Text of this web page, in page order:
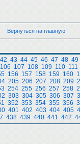
Вернуться на главную
42 43 44 45 46 47 48 49
106 107 108 109 110 111
156 157 158 159 160
205 206 207 208 209
254 255 256 257 258
303 304 305 306 307
352 353 354 355 356
401 402 403 404 405
438 439 440 441 442